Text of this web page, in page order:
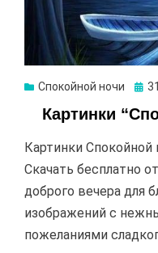
Спокойной ночи
Картинки
Картинки Спокойной
Скачать бесплатно
доброго вечера для
изображений с
пожеланиями